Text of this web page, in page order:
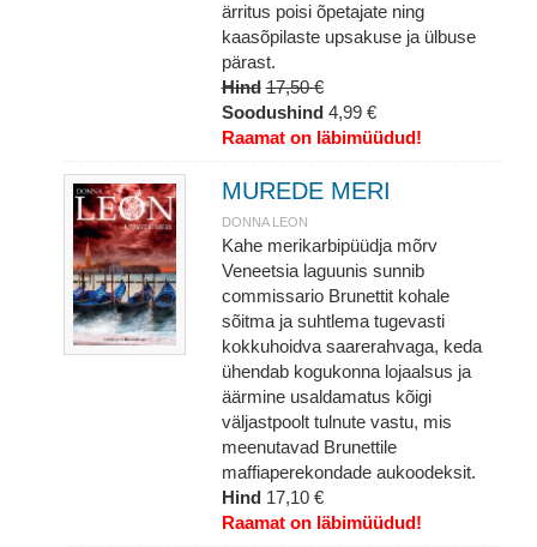
ärritus poisi õpetajate ning
kaasõpilaste upsakuse ja ülbuse
pärast.
Hind 17,50 €
Soodushind 4,99 €
Raamat on läbimüüdud!
MUREDE MERI
DONNA LEON
Kahe merikarbipüüdja mõrv
Veneetsia laguunis sunnib
commissario Brunettit kohale
sõitma ja suhtlema tugevasti
kokkuhoidva saarerahvaga, keda
ühendab kogukonna lojaalsus ja
äärmine usaldamatus kõigi
väljastpoolt tulnute vastu, mis
meenutavad Brunettile
maffiaperekondade aukoodeksit.
Hind 17,10 €
Raamat on läbimüüdud!